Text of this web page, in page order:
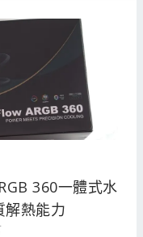
360一體式水
解熱能力